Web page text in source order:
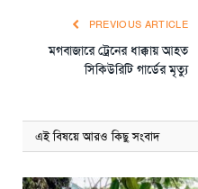
PREVIOUS ARTICLE
মগবাজারে ট্রেনের ধাক্কায় আহত
সিকিউরিটি গার্ডের মৃত্যু
এই বিষয়ে আরও কিছু সংবাদ